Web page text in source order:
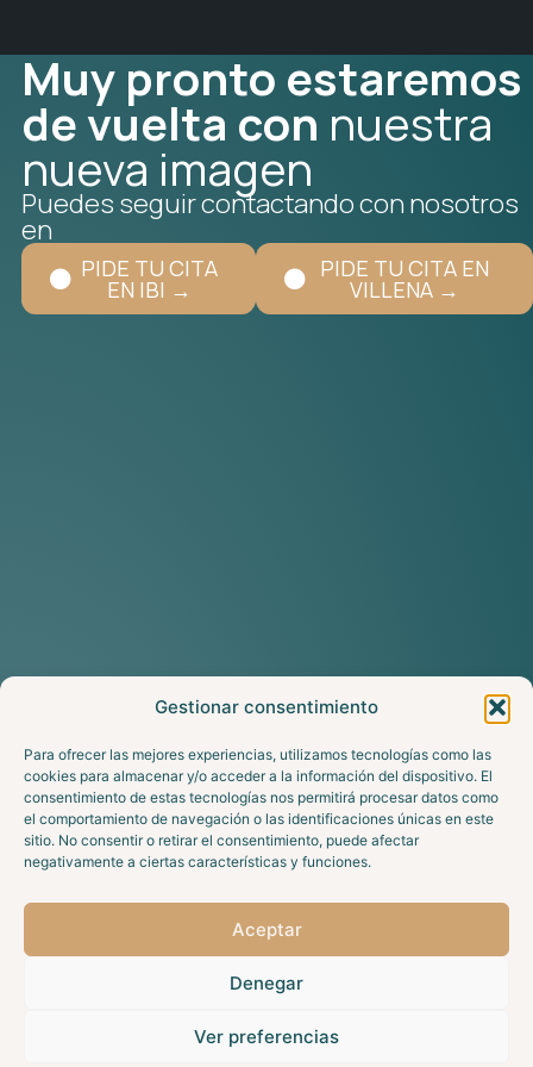
Gestionar consentimiento
Para ofrecer las mejores experiencias, utilizamos tecnologías como las
cookies para almacenar y/o acceder a la información del dispositivo. El
consentimiento de estas tecnologías nos permitirá procesar datos como
el comportamiento de navegación o las identificaciones únicas en este
sitio. No consentir o retirar el consentimiento, puede afectar
negativamente a ciertas características y funciones.
Aceptar
Denegar
Ver preferencias
Muy pronto estaremos
de vuelta con nuestra
nueva imagen
Puedes seguir contactando con nosotros
en
PIDE TU CITA
EN IBI →
PIDE TU CITA EN
VILLENA →